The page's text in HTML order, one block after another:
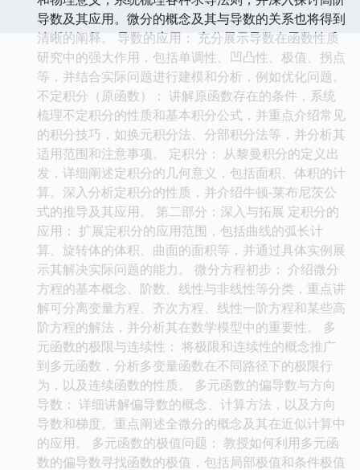
导数及其应用。微分的概念及其与导数的关系也将得到
清晰的阐释。 导数的应用： 充分展示导数在函数性质
研究中的强大作用，包括单调性、凹凸性、极值、拐点
等，并结合实际问题进行建模和分析，例如优化问题。
不定积分（原函数）： 讲解原函数存在的条件，系统
梳理不定积分的性质和基本积分公式，并重点介绍常见
的积分技巧，如换元积分法、分部积分法等，并分析其
适用范围和注意事项。 定积分： 从黎曼积分的定义出
发，详细阐述定积分的几何意义，包括面积、体积的计
算。深入分析定积分的性质，并介绍牛顿-莱布尼茨公
式的推导及其应用。 第二部分：深入与拓展 定积分的
应用： 扩展定积分的应用范围，包括曲线的弧长计
算、旋转体的体积、曲面的面积等，并通过具体实例展
示其解决实际问题的能力。 微分方程初步： 介绍微分
方程的基本概念、阶数、线性与非线性等分类，重点讲
解可分离变量方程、齐次方程、线性一阶方程和某些高
阶方程的解法，并分析其在数学模型中的重要性。 多
元函数的极限与连续性： 将极限和连续性的概念推广
到多元函数，分析多变量函数在不同路径下的极限行
为，以及连续函数的性质。 多元函数的偏导数与方向
导数： 详细讲解偏导数的概念、计算方法，以及方向
导数和梯度。重点阐述全微分的概念及其在近似计算中
的应用。 多元函数的极值问题： 教授如何利用多元函
数的偏导数寻找函数的极值，包括局部极值和条件极值